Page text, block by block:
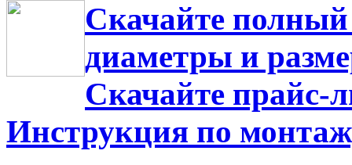
Скачайте
диаметры и
Скачайте прайс-
Инструкция по